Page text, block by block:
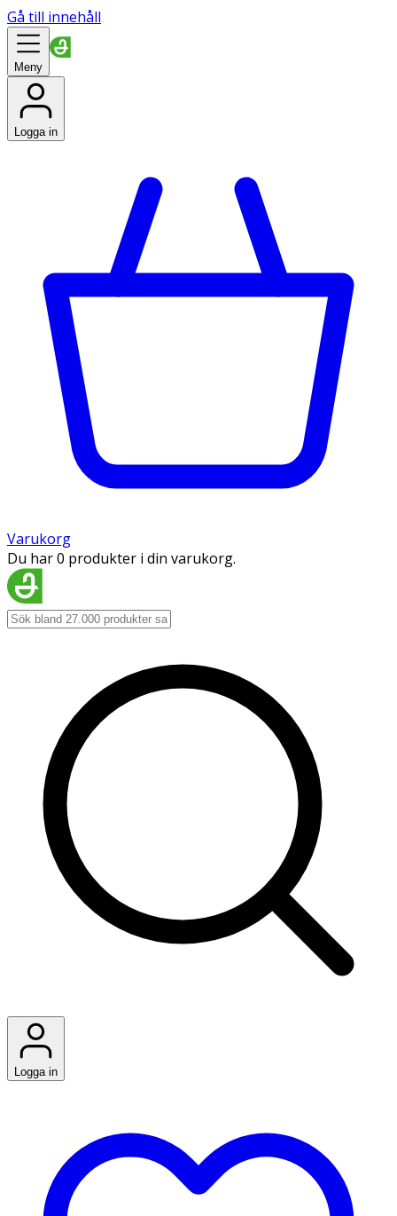
Gå till innehåll
Meny
Logga in
Varukorg
Du har 0 produkter i din varukorg.
Logga in